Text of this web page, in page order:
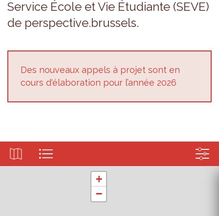
Ser­vice École et Vie Étu­diante (SEVE)
de pers­pec­tive.brus­sels.
Des nou­veaux appels à pro­jet sont en
cours d'éla­bo­ra­tion pour l’an­née 2026
+
−